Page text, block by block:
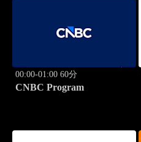
00:00-01:00 60分
CNBC Program